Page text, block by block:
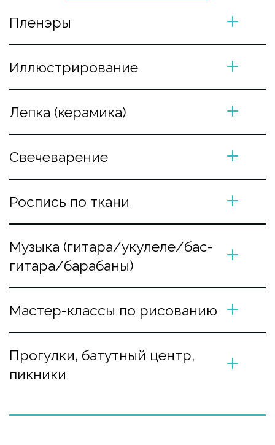
Пленэры
Иллюстрирование
Лепка (керамика)
Свечеварение
Роспись по ткани
Музыка (гитара/укулеле/бас-
гитара/барабаны)
Мастер-классы по рисованию
Прогулки, батутный центр,
пикники